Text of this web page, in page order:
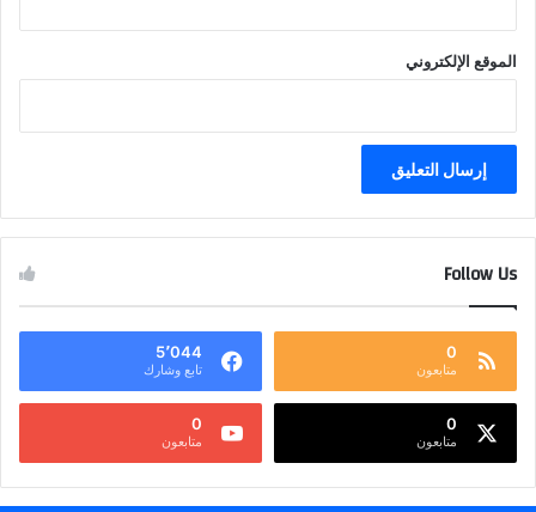
الموقع الإلكتروني
Follow Us
0
متابعون
5٬044
تابع وشارك
0
متابعون
0
متابعون